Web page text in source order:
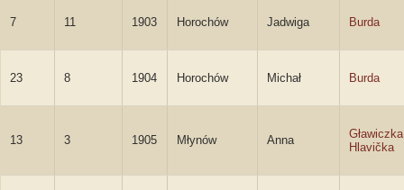
7 11 1903 Horochów Jadwiga Burda
23 8 1904 Horochów Michał Burda
13 3 1905 Młynów Anna
Gławiczka
Hlavička